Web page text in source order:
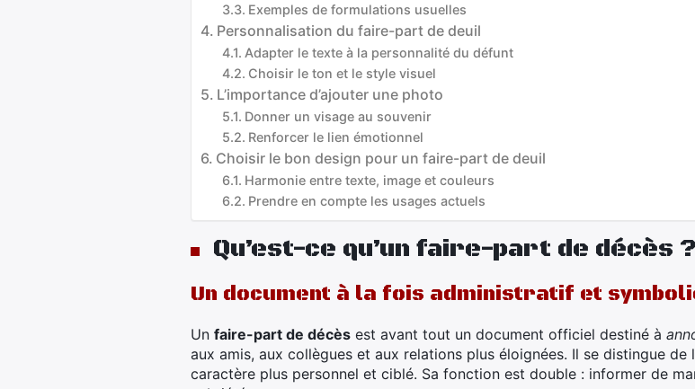
Exemples de formulations usuelles
Personnalisation du faire-part de deuil
Adapter le texte à la personnalité du défunt
Choisir le ton et le style visuel
L’importance d’ajouter une photo
Donner un visage au souvenir
Renforcer le lien émotionnel
Choisir le bon design pour un faire-part de deuil
Harmonie entre texte, image et couleurs
Prendre en compte les usages actuels
Qu’est-ce qu’un faire-part de décès ?
Un document à la fois administratif et
Un faire-part de décès est avant tout un document officiel destiné à
aux amis, aux collègues et aux relations plus éloignées. Il se distingue de
caractère plus personnel et ciblé. Sa fonction est double : informer de